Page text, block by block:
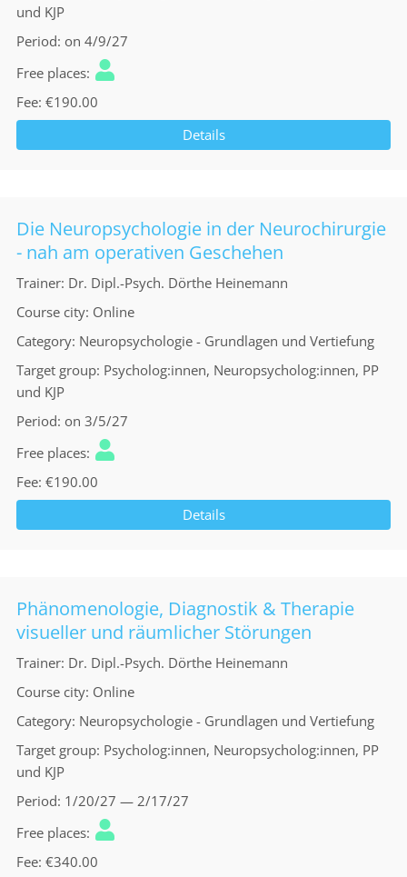
und KJP
Period on 4/9/27
Free places
Fee €190.00
Details
Die Neuropsychologie in der Neurochirurgie
- nah am operativen Geschehen
Trainer Dr. Dipl.-Psych. Dörthe Heinemann
Course city Online
Category Neuropsychologie - Grundlagen und Vertiefung
Target group Psycholog:innen, Neuropsycholog:innen, PP
und KJP
Period on 3/5/27
Free places
Fee €190.00
Details
Phänomenologie, Diagnostik & Therapie
visueller und räumlicher Störungen
Trainer Dr. Dipl.-Psych. Dörthe Heinemann
Course city Online
Category Neuropsychologie - Grundlagen und Vertiefung
Target group Psycholog:innen, Neuropsycholog:innen, PP
und KJP
Period 1/20/27 — 2/17/27
Free places
Fee €340.00